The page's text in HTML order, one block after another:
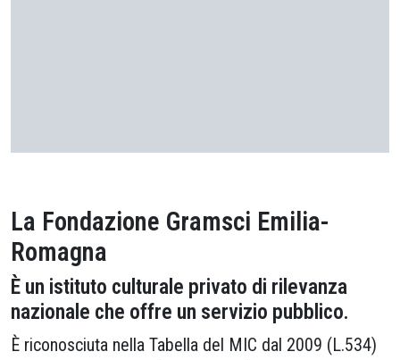
La Fondazione Gramsci Emilia-
Romagna
È un istituto culturale privato di rilevanza
nazionale che offre un servizio pubblico.
È riconosciuta nella Tabella del MIC dal 2009 (L.534)